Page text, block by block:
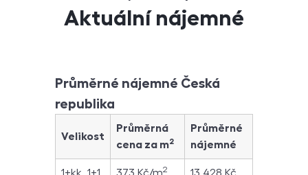
Aktuální nájemné
Průměrné nájemné Česká
republika
Velikost
Průměrná
cena za m2
Průměrné
nájemné
2